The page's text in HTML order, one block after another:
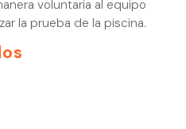
voluntaria al equipo
la prueba de la piscina.